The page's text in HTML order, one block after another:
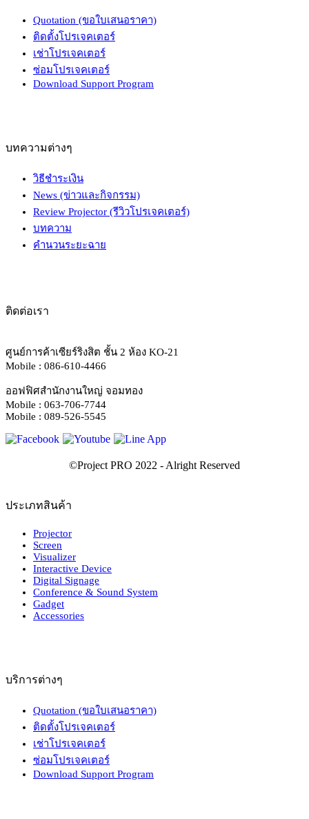
Quotation (ขอใบเสนอราคา)
ติดตั้งโปรเจคเตอร์
เช่าโปรเจคเตอร์
ซ่อมโปรเจคเตอร์
Download Support Program
บทความต่างๆ
วิธีชำระเงิน
News (ข่าวและกิจกรรม)
Review Projector (รีวิวโปรเจคเตอร์)
บทความ
คำนวนระยะฉาย
ติดต่อเรา
ศูนย์การค้าเซียร์ริงสิต ชั้น 2 ห้อง KO-21
Mobile : 086-610-4466
ออฟฟิศสำนักงานใหญ่ จอมทอง
Mobile : 063-706-7744
Mobile : 089-526-5545
ประเภทสินค้า
Projector
Screen
Visualizer
Interactive Device
Digital Signage
Conference & Sound System
Gadget
Accessories
บริการต่างๆ
Quotation (ขอใบเสนอราคา)
ติดตั้งโปรเจคเตอร์
เช่าโปรเจคเตอร์
ซ่อมโปรเจคเตอร์
Download Support Program